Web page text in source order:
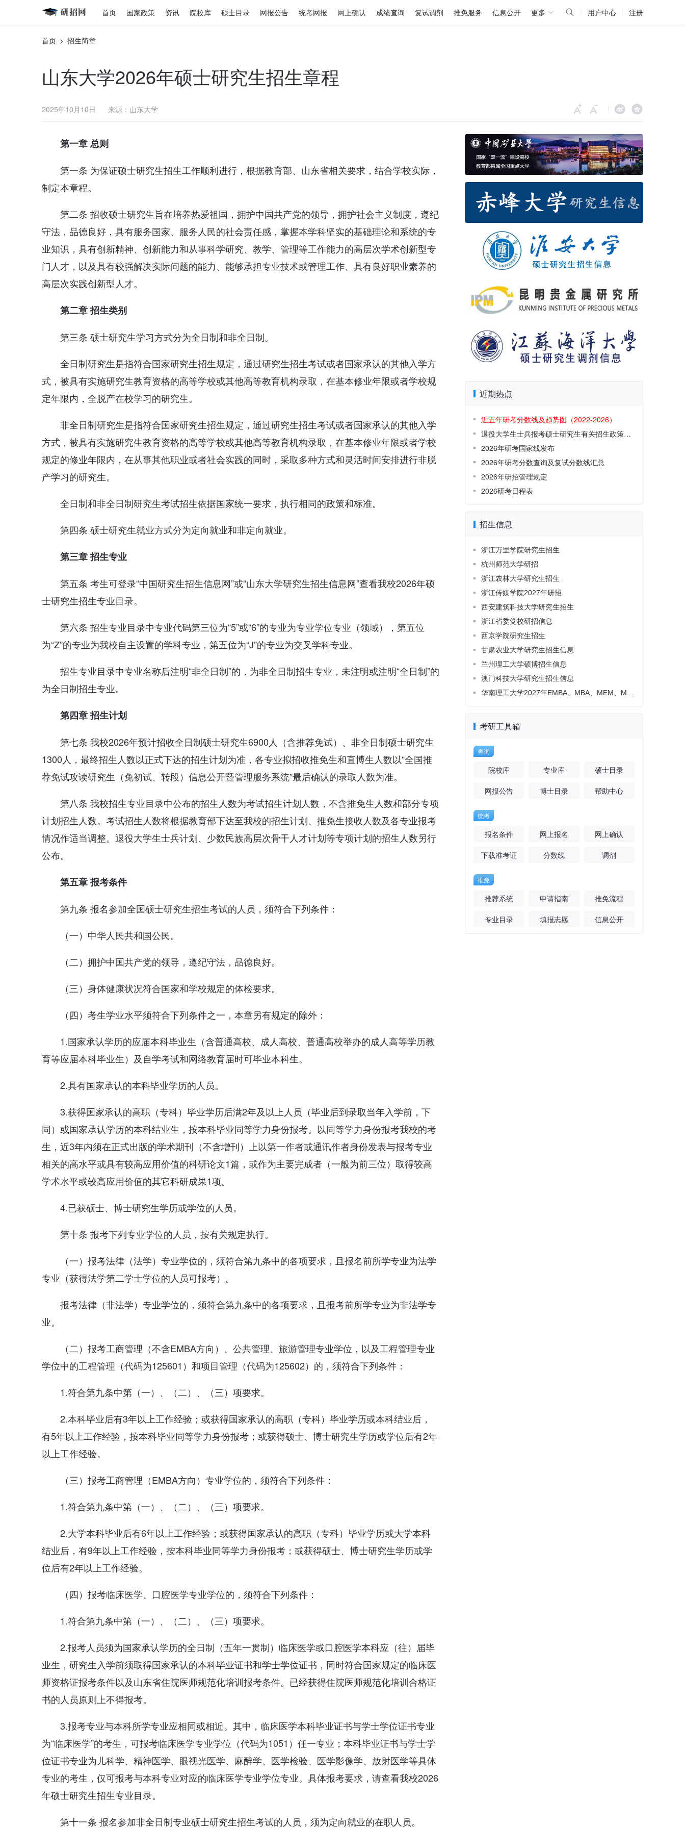
首页 国家政策 资讯 院校库 硕士目录 网报公告 统考网报 网上确认 成绩查询 复试调剂 推免服务 信息公开 更多 用户中心 注册
首页 > 招生简章
山东大学2026年硕士研究生招生章程
2025年10月10日 来源：山东大学
第一章 总则
第一条 为保证硕士研究生招生工作顺利进行，根据教育部、山东省相关要求，结合学校实际，
制定本章程。
第二条 招收硕士研究生旨在培养热爱祖国，拥护中国共产党的领导，拥护社会主义制度，遵纪
守法，品德良好，具有服务国家、服务人民的社会责任感，掌握本学科坚实的基础理论和系统的专
业知识，具有创新精神、创新能力和从事科学研究、教学、管理等工作能力的高层次学术创新型专
门人才，以及具有较强解决实际问题的能力、能够承担专业技术或管理工作、具有良好职业素养的
高层次实践创新型人才。
第二章 招生类别
第三条 硕士研究生学习方式分为全日制和非全日制。
全日制研究生是指符合国家研究生招生规定，通过研究生招生考试或者国家承认的其他入学方
式，被具有实施研究生教育资格的高等学校或其他高等教育机构录取，在基本修业年限或者学校规
定年限内，全脱产在校学习的研究生。
非全日制研究生是指符合国家研究生招生规定，通过研究生招生考试或者国家承认的其他入学
方式，被具有实施研究生教育资格的高等学校或其他高等教育机构录取，在基本修业年限或者学校
规定的修业年限内，在从事其他职业或者社会实践的同时，采取多种方式和灵活时间安排进行非脱
产学习的研究生。
全日制和非全日制研究生考试招生依据国家统一要求，执行相同的政策和标准。
第四条 硕士研究生就业方式分为定向就业和非定向就业。
第三章 招生专业
第五条 考生可登录“中国研究生招生信息网”或“山东大学研究生招生信息网”查看我校2026年硕
士研究生招生专业目录。
第六条 招生专业目录中专业代码第三位为“5”或“6”的专业为专业学位专业（领域），第五位
为“Z”的专业为我校自主设置的学科专业，第五位为“J”的专业为交叉学科专业。
招生专业目录中专业名称后注明“非全日制”的，为非全日制招生专业，未注明或注明“全日制”的
为全日制招生专业。
第四章 招生计划
第七条 我校2026年预计招收全日制硕士研究生6900人（含推荐免试）、非全日制硕士研究生
1300人，最终招生人数以正式下达的招生计划为准，各专业拟招收推免生和直博生人数以“全国推
荐免试攻读研究生 （免初试、转段）信息公开暨管理服务系统”最后确认的录取人数为准。
第八条 我校招生专业目录中公布的招生人数为考试招生计划人数，不含推免生人数和部分专项
计划招生人数。考试招生人数将根据教育部下达至我校的招生计划、推免生接收人数及各专业报考
情况作适当调整。退役大学生士兵计划、少数民族高层次骨干人才计划等专项计划的招生人数另行
公布。
第五章 报考条件
第九条 报名参加全国硕士研究生招生考试的人员，须符合下列条件：
（一）中华人民共和国公民。
（二）拥护中国共产党的领导，遵纪守法，品德良好。
（三）身体健康状况符合国家和学校规定的体检要求。
（四）考生学业水平须符合下列条件之一，本章另有规定的除外：
1.国家承认学历的应届本科毕业生（含普通高校、成人高校、普通高校举办的成人高等学历教
育等应届本科毕业生）及自学考试和网络教育届时可毕业本科生。
2.具有国家承认的本科毕业学历的人员。
3.获得国家承认的高职（专科）毕业学历后满2年及以上人员（毕业后到录取当年入学前，下
同）或国家承认学历的本科结业生，按本科毕业同等学力身份报考。以同等学力身份报考我校的考
生，近3年内须在正式出版的学术期刊（不含增刊）上以第一作者或通讯作者身份发表与报考专业
相关的高水平或具有较高应用价值的科研论文1篇，或作为主要完成者（一般为前三位）取得较高
学术水平或较高应用价值的其它科研成果1项。
4.已获硕士、博士研究生学历或学位的人员。
第十条 报考下列专业学位的人员，按有关规定执行。
（一）报考法律（法学）专业学位的，须符合第九条中的各项要求，且报名前所学专业为法学
专业（获得法学第二学士学位的人员可报考）。
报考法律（非法学）专业学位的，须符合第九条中的各项要求，且报考前所学专业为非法学专
业。
（二）报考工商管理（不含EMBA方向）、公共管理、旅游管理专业学位，以及工程管理专业
学位中的工程管理（代码为125601）和项目管理（代码为125602）的，须符合下列条件：
1.符合第九条中第（一）、（二）、（三）项要求。
2.本科毕业后有3年以上工作经验；或获得国家承认的高职（专科）毕业学历或本科结业后，
有5年以上工作经验，按本科毕业同等学力身份报考；或获得硕士、博士研究生学历或学位后有2年
以上工作经验。
（三）报考工商管理（EMBA方向）专业学位的，须符合下列条件：
1.符合第九条中第（一）、（二）、（三）项要求。
2.大学本科毕业后有6年以上工作经验；或获得国家承认的高职（专科）毕业学历或大学本科
结业后，有9年以上工作经验，按本科毕业同等学力身份报考；或获得硕士、博士研究生学历或学
位后有2年以上工作经验。
（四）报考临床医学、口腔医学专业学位的，须符合下列条件：
1.符合第九条中第（一）、（二）、（三）项要求。
2.报考人员须为国家承认学历的全日制（五年一贯制）临床医学或口腔医学本科应（往）届毕
业生，研究生入学前须取得国家承认的本科毕业证书和学士学位证书，同时符合国家规定的临床医
师资格证报考条件以及山东省住院医师规范化培训报考条件。已经获得住院医师规范化培训合格证
书的人员原则上不得报考。
3.报考专业与本科所学专业应相同或相近。其中，临床医学本科毕业证书与学士学位证书专业
为“临床医学”的考生，可报考临床医学专业学位（代码为1051）任一专业；本科毕业证书与学士学
位证书专业为儿科学、精神医学、眼视光医学、麻醉学、医学检验、医学影像学、放射医学等具体
专业的考生，仅可报考与本科专业对应的临床医学专业学位专业。具体报考要求，请查看我校2026
年硕士研究生招生专业目录。
第十一条 报名参加非全日制专业硕士研究生招生考试的人员，须为定向就业的在职人员。
近期热点
近五年研考分数线及趋势图（2022-2026）
退役大学生士兵报考硕士研究生有关招生政策解读
2026年研考国家线发布
2026年研考分数查询及复试分数线汇总
2026年研招管理规定
2026研考日程表
招生信息
考研工具箱
查询
院校库 专业库 硕士目录
网报公告 博士目录 帮助中心
统考
报名条件 网上报名 网上确认
下载准考证 分数线 调剂
推免
推荐系统 申请指南 推免流程
专业目录 填报志愿 信息公开